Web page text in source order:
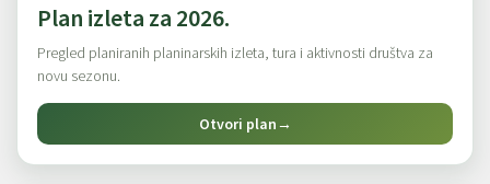
Plan izleta za 2026.
Pregled planiranih planinarskih izleta, tura i aktivnosti društva za
novu sezonu.
Otvori plan→